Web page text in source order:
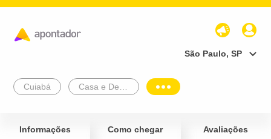
São Paulo, SP
Cuiabá
Informações Como chegar Avaliações